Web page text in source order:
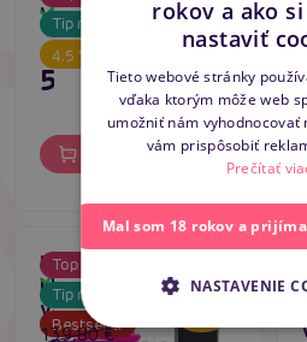
Tip na darček
4.5
Vibrator (Pale Pink)
Skladom
55,80 €
Do košíka
Top produkt
Tip na darček
Bestseller
-38%
Lovense Lush 3,
bluetooth vibračné
vajíčko
Skladom
139,80 €
rokov a ako
nastaviť
Tieto webové stránky
vďaka ktorým môže web
umožniť nám vyhodnocovať
vám prispôsobiť
Prečítať
Mal som 18 rokov a
NASTAVENIE